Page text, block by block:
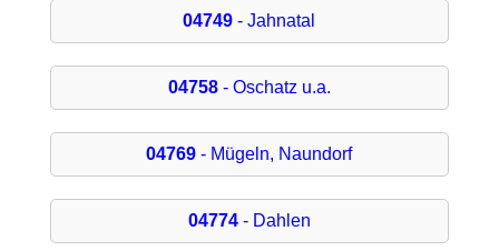
04749 - Jahnatal
04758- Oschatz u.a.
04769 - Mügeln, Naundorf
04774- Dahlen